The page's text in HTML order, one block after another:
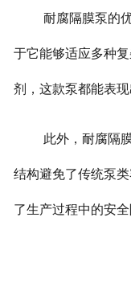
耐腐隔膜泵的
于它能够适应多种
剂，这款泵都能表现
此外，耐腐隔
结构避免了传统泵
了生产过程中的安全